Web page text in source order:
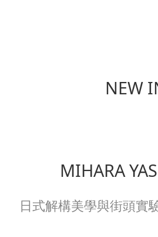
NEW
MIHARA
日式解構美學與街頭實